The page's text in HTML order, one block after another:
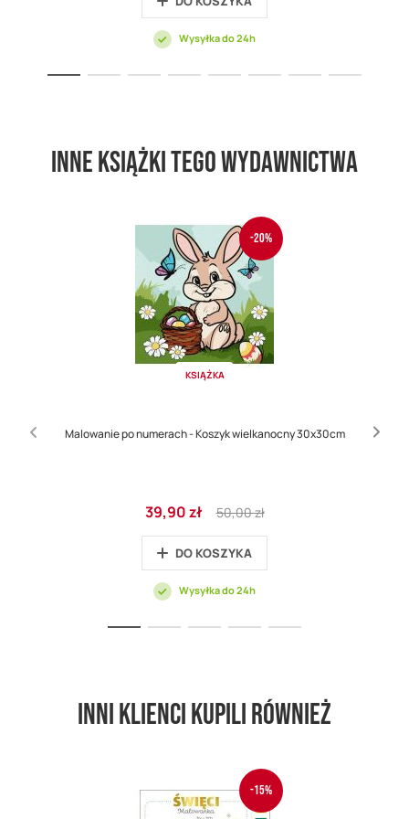
Wysyłka do 24h
Inne książki tego wydawnictwa
-20%
KSIĄŻKA
Malowanie po numerach - Koszyk wielkanocny 30x30cm
Cena
promocyjna
39,90 zł
Regular
Price
50,00 zł
DO KOSZYKA
Wysyłka do 24h
Inni klienci kupili również
-15%